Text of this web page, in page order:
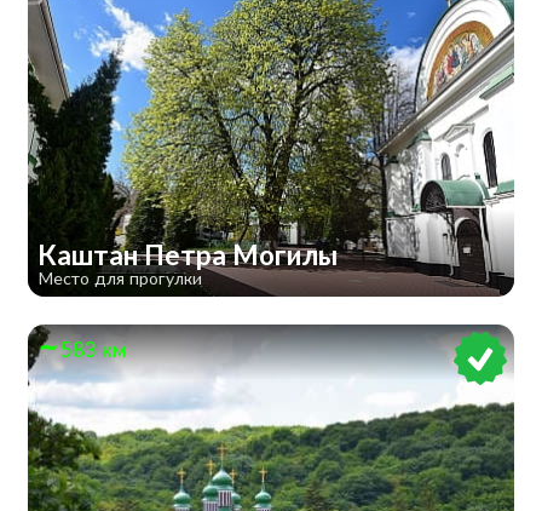
Каштан Петра Могилы
Место для прогулки
583 км